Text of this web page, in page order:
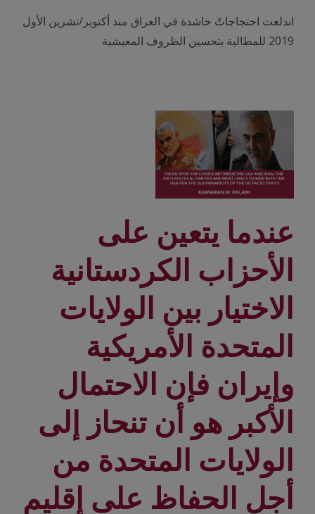
اندلعت احتجاجاتٌ حاشدة في العراق منذ أكتوبر/تشرين الأول
2019 للمطالبة بتحسين الظروف المعيشية
عندما يتعين على
الأحزاب الكردستانية
الاختيار بين الولايات
المتحدة الأمريكية
وإيران فإن الاحتمال
الأكبر هو أن تنحاز إلى
الولايات المتحدة من
أجل الحفاظ على إقليم